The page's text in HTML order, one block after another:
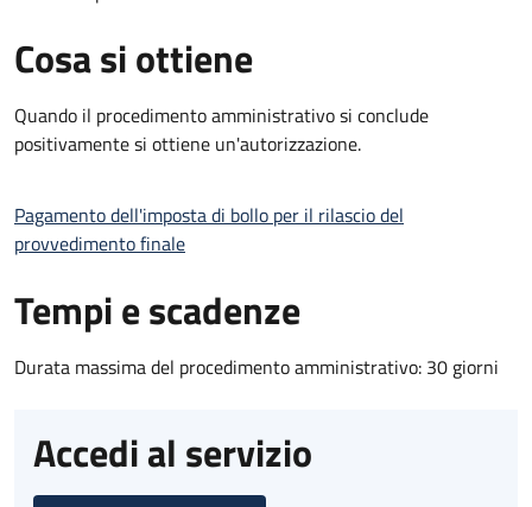
Cosa si ottiene
Quando il procedimento amministrativo si conclude
positivamente si ottiene un'autorizzazione.
Pagamento dell'imposta di bollo per il rilascio del
provvedimento finale
Tempi e scadenze
Durata massima del procedimento amministrativo: 30 giorni
Accedi al servizio